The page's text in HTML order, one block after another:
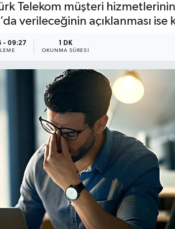
Telekom müşteri
verileceğinin açıklanması
- 09:27 1 DK
OKUNMA SÜRESI